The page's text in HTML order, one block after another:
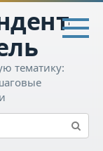
тематику: